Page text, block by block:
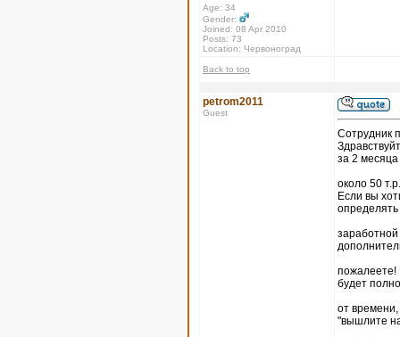
Age: 34
Gender:
Joined: 08 Apr 2010
Posts: 73
Location: Червоноград
Back to top
petrom2011
Guest
Coтрудник
за 2
около 50
Если вы
пожалеете!
будет
от
"вышлите